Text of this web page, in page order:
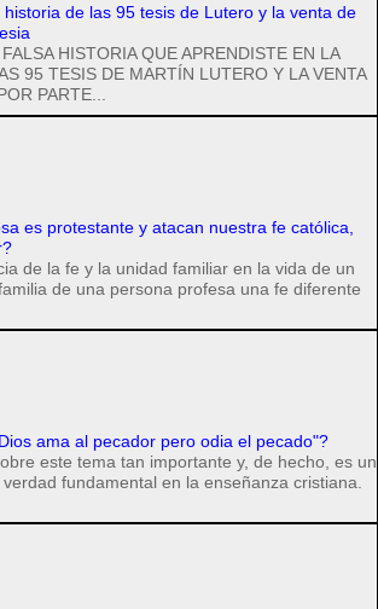
de las 95 tesis de Lutero y la venta de
HISTORIA QUE APRENDISTE EN LA
95 TESIS DE MARTÍN LUTERO Y LA VENTA
PARTE...
es protestante y atacan nuestra fe católica,
de la fe y la unidad familiar en la vida de un
de una persona profesa una fe diferente
ama al pecador pero odia el pecado"?
este tema tan importante y, de hecho, es un
fundamental en la enseñanza cristiana.